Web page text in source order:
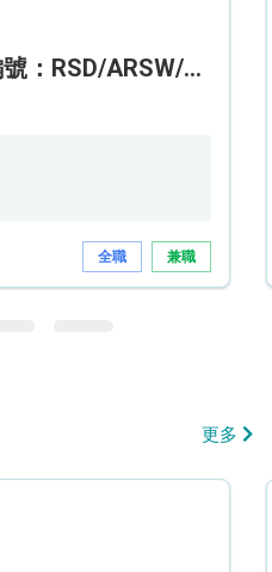
助理復康服務員 (編號：RSD/ARSW/CTE)
全職 兼職
更多